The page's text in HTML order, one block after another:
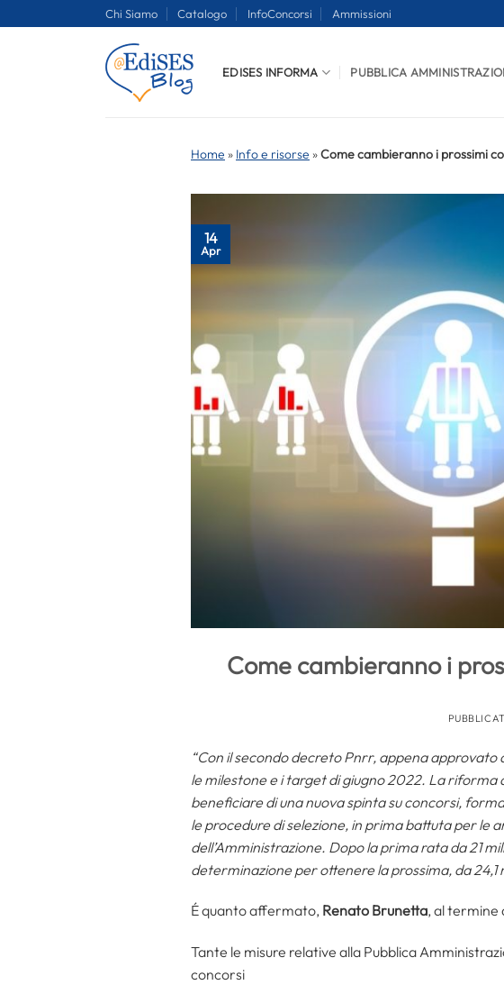
Chi Siamo Catalogo InfoConcorsi Ammissioni
EDISES INFORMA PUBBLICA
Home » Info e risorse »Come cambieranno i prossimi
14
Apr
Come cambieranno i
“Con il secondo decreto Pnrr, appena
le milestone e i target di giugno 2022. La riforma
beneficiare di una nuova spinta su concorsi,
le procedure di selezione, in prima battuta per le
dell’Amministrazione. Dopo la prima rata da 21
determinazione per ottenere la prossima, da
É quanto affermato, Renato Brunetta, al termine
Tante le misure relative alla Pubblica
concorsi